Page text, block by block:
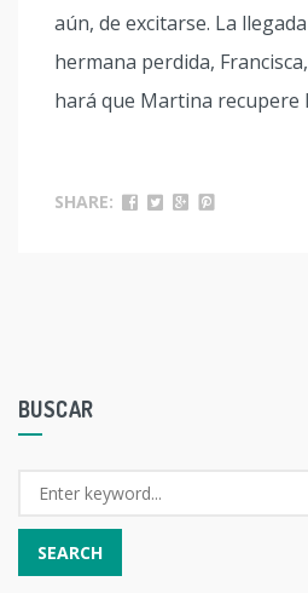
aún, de excitarse. La
hermana perdida,
hará que Martina recupere
SHARE:
BUSCAR